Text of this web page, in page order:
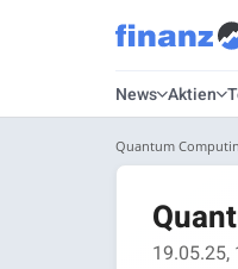
News Aktien
Quantum
19.05.25,